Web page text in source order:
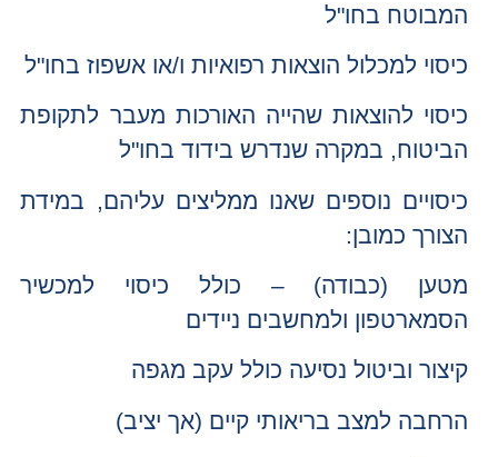
המבוטח בחו"ל
כיסוי למכלול הוצאות רפואיות ו/או אשפוז בחו"ל
כיסוי להוצאות שהייה האורכות מעבר לתקופת
הביטוח, במקרה שנדרש בידוד בחו"ל
כיסויים נוספים שאנו ממליצים עליהם, במידת
הצורך כמובן:
מטען (כבודה) – כולל כיסוי למכשיר
הסמארטפון ולמחשבים ניידים
קיצור וביטול נסיעה כולל עקב מגפה
הרחבה למצב בריאותי קיים (אך יציב)